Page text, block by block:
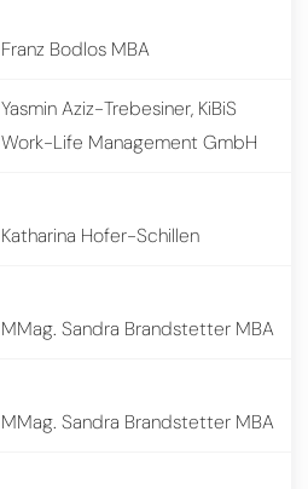
Franz Bodlos MBA
Yasmin Aziz-Trebesiner, KiBiS
Work-Life Management GmbH
Katharina Hofer-Schillen
MMag. Sandra Brandstetter MBA
MMag. Sandra Brandstetter MBA